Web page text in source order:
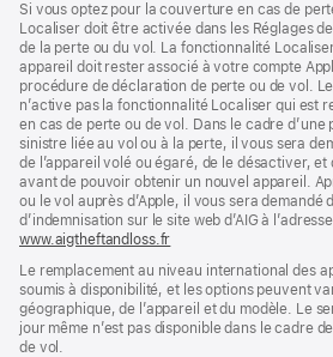
Si vous optez pour la couverture en cas de
Localiser doit être activée dans les Réglages
de la perte ou du vol. La fonctionnalité
appareil doit rester associé à votre compte
procédure de déclaration de perte ou de vol.
n’active pas la fonctionnalité Localiser qui est
en cas de perte ou de vol. Dans le cadre
sinistre liée au vol ou à la perte, il vous sera
de l’appareil volé ou égaré, de le désactiver,
avant de pouvoir obtenir un nouvel appareil.
ou le vol auprès d’Apple, il vous sera demandé
d’indemnisation sur le site web d’AIG à
www.aigtheftandloss.fr
une
nouvelle
fenêtre)
Le remplacement au niveau international des
soumis à disponibilité, et les options peuvent
géographique, de l’appareil et du modèle. Le
jour même n’est pas disponible dans le cadre
de vol.